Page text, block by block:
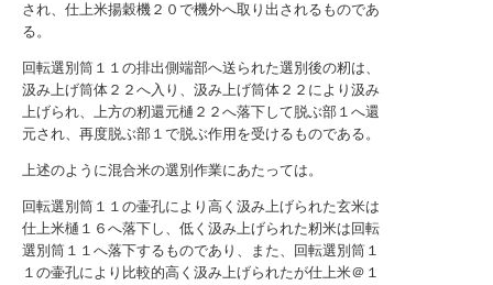
され、仕上米揚穀機２０で機外へ取り出されるものであ
る。
回転選別筒１１の排出側端部へ送られた選別後の籾は、
汲み上げ筒体２２へ入り、汲み上げ筒体２２により汲み
上げられ、上方の籾還元樋２２へ落下して脱ぶ部１へ還
元され、再度脱ぶ部１で脱ぶ作用を受けるものである。
上述のように混合米の選別作業にあたっては。
回転選別筒１１の壷孔により高く汲み上げられた玄米は
仕上米樋１６へ落下し、低く汲み上げられた籾米は回転
選別筒１１へ落下するものであり、また、回転選別筒１
１の壷孔により比較的高く汲み上げられたが仕上米＠１